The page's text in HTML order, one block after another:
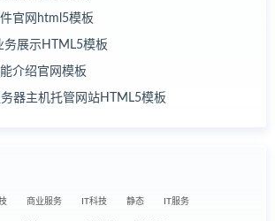
官网html5模板
务展示HTML5模板
介绍官网模板
器主机托管网站HTML5模板
商业服务 IT科技 静态 IT服务